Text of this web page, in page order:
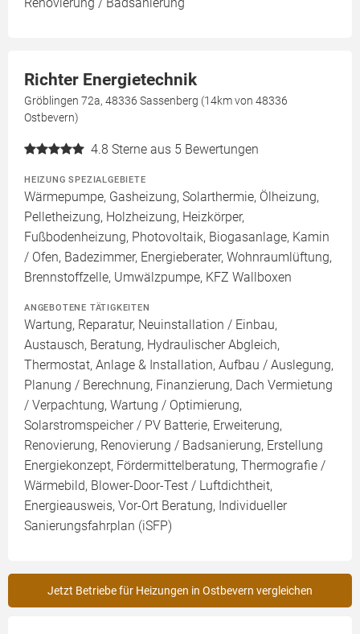
Richter Energietechnik
Gröblingen 72a, 48336 Sassenberg (14km von 48336
Ostbevern)
4.8 Sterne aus 5 Bewertungen
HEIZUNG SPEZIALGEBIETE
Wärmepumpe, Gasheizung, Solarthermie, Ölheizung,
Pelletheizung, Holzheizung, Heizkörper,
Fußbodenheizung, Photovoltaik, Biogasanlage, Kamin
/ Ofen, Badezimmer, Energieberater, Wohnraumlüftung,
Brennstoffzelle, Umwälzpumpe, KFZ Wallboxen
ANGEBOTENE TÄTIGKEITEN
Wartung, Reparatur, Neuinstallation / Einbau,
Austausch, Beratung, Hydraulischer Abgleich,
Thermostat, Anlage & Installation, Aufbau / Auslegung,
Planung / Berechnung, Finanzierung, Dach Vermietung
/ Verpachtung, Wartung / Optimierung,
Solarstromspeicher / PV Batterie, Erweiterung,
Renovierung, Renovierung / Badsanierung, Erstellung
Energiekonzept, Fördermittelberatung, Thermografie /
Wärmebild, Blower-Door-Test / Luftdichtheit,
Energieausweis, Vor-Ort Beratung, Individueller
Sanierungsfahrplan (iSFP)
Jetzt Betriebe für Heizungen in Ostbevern vergleichen